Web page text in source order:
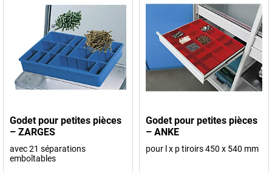
Godet pour petites pièces
– ZARGES
avec 21 séparations
emboîtables
Godet pour petites pièces
– ANKE
pour l x p tiroirs 450 x 540 mm